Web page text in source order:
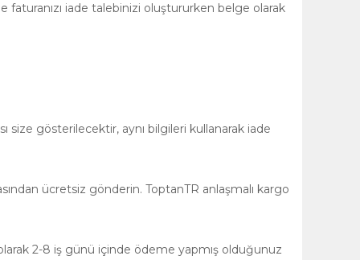
faturanızı iade talebinizi oluştururken belge olarak
gösterilecektir, aynı bilgileri kullanarak iade
ücretsiz gönderin. ToptanTR anlaşmalı kargo
2-8 iş günü içinde ödeme yapmış olduğunuz